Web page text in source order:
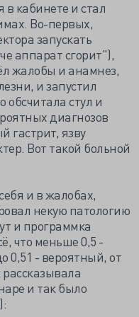
кабинете и стал
Во-первых,
запускать
аппарат сгорит"),
жалобы и анамнез,
и запустил
обсчитала стул и
диагнозов
гастрит, язву
Вот такой больной
и в жалобах,
некую патологию
и программка
что меньше 0,5 -
0,51 - вероятный, от
и так было